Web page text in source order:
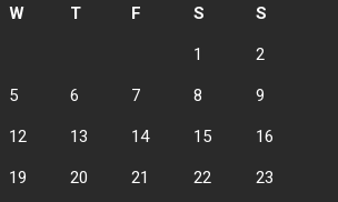
W T F S S
1 2
5 6 7 8 9
12 13 14 15 16
19 20 21 22 23